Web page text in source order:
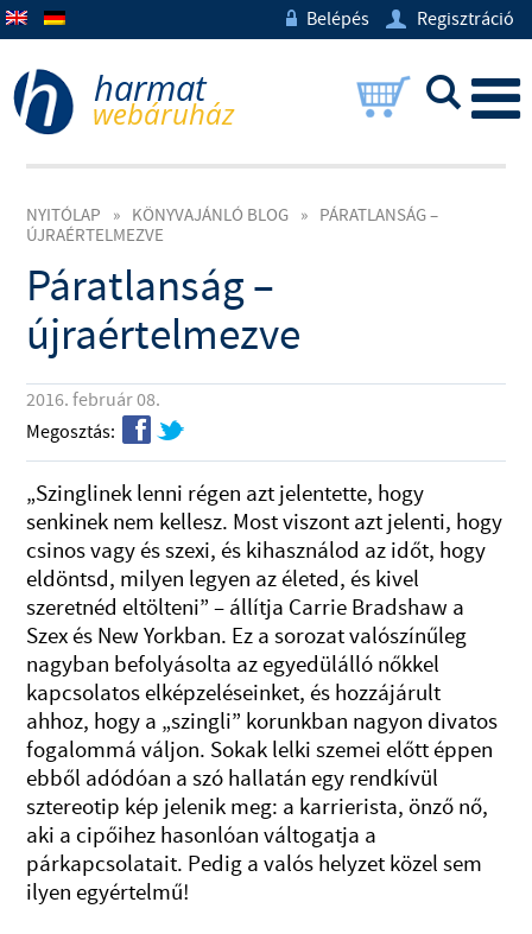
w Belépés U Regisztráció
L
NYITÓLAP » KÖNYVAJÁNLÓ BLOG » PÁRATLANSÁG –
ÚJRAÉRTELMEZVE
Páratlanság –
újraértelmezve
2016. február 08.
Megosztás: ft
„Szinglinek lenni régen azt jelentette, hogy
senkinek nem kellesz. Most viszont azt jelenti, hogy
csinos vagy és szexi, és kihasználod az időt, hogy
eldöntsd, milyen legyen az életed, és kivel
szeretnéd eltölteni” – állítja Carrie Bradshaw a
Szex és New Yorkban. Ez a sorozat valószínűleg
nagyban befolyásolta az egyedülálló nőkkel
kapcsolatos elképzeléseinket, és hozzájárult
ahhoz, hogy a „szingli” korunkban nagyon divatos
fogalommá váljon. Sokak lelki szemei előtt éppen
ebből adódóan a szó hallatán egy rendkívül
sztereotip kép jelenik meg: a karrierista, önző nő,
aki a cipőihez hasonlóan váltogatja a
párkapcsolatait. Pedig a valós helyzet közel sem
ilyen egyértelmű!